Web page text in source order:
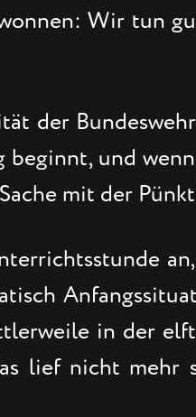
Wir tun
der
beginnt, und
mit der
in der
lief nicht mehr